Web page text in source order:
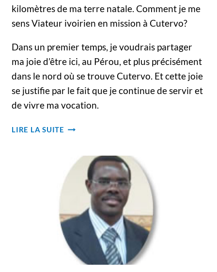
kilomètres de ma terre natale. Comment je me
sens Viateur ivoirien en mission à Cutervo?
Dans un premier temps, je voudrais partager
ma joie d’être ici, au Pérou, et plus précisément
dans le nord où se trouve Cutervo. Et cette joie
se justifie par le fait que je continue de servir et
de vivre ma vocation.
LIRE LA SUITE UN
EN
MISSION
CUTERVO
PÉROU